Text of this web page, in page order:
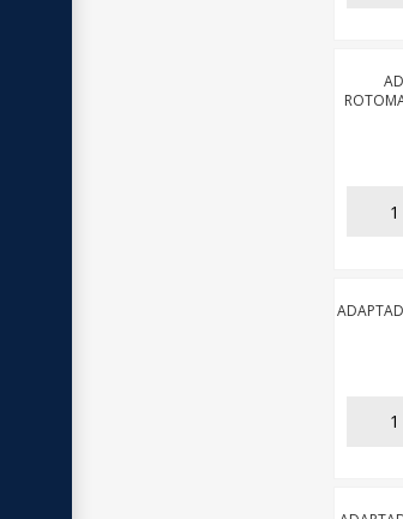
AÑADIR
AÑADIR